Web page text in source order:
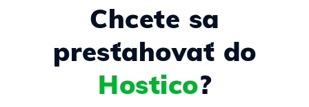
Chcete sa
presťahovať do
Hostico?